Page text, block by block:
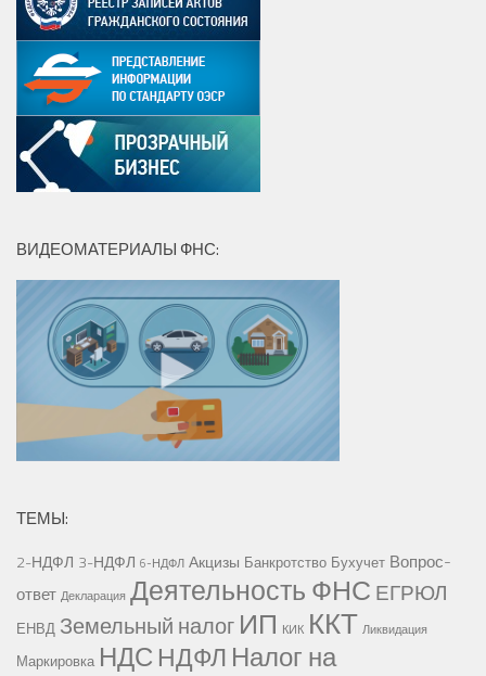
ВИДЕОМАТЕРИАЛЫ ФНС:
ТЕМЫ:
2-НДФЛ 3-НДФЛ 6-НДФЛ Акцизы Банкротство Бухучет Вопрос-
ответ Декларация Деятельность ФНС ЕГРЮЛ
ЕНВД Земельный налог ИП КИК ККТ Ликвидация
Маркировка НДС НДФЛ Налог на